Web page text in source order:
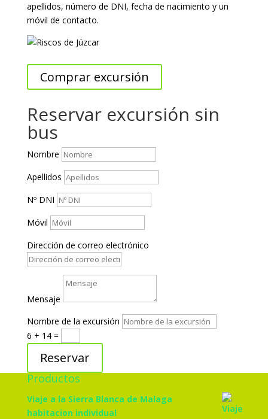
apellidos, número de DNI, fecha de nacimiento y un
móvil de contacto.
Comprar excursión
Reservar excursión sin
bus
Nombre
Apellidos
Nº DNI
Móvil
Dirección de correo electrónico
Mensaje
Nombre de la excursión
6 + 14=
Reservar
Productos
Viaje a la Sierra Blanca de Malaga
habitacion individual